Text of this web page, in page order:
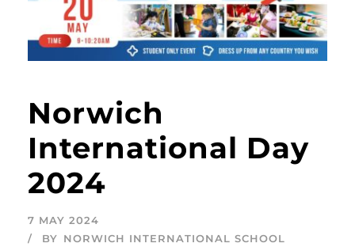
Norwich
International Day
2024
7 MAY 2024
BY NORWICH INTERNATIONAL SCHOOL